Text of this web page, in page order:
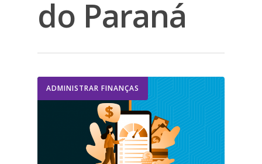
do Paraná
ADMINISTRAR FINANÇAS